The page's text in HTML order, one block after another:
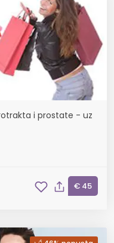
i prostate - uz
€ 45